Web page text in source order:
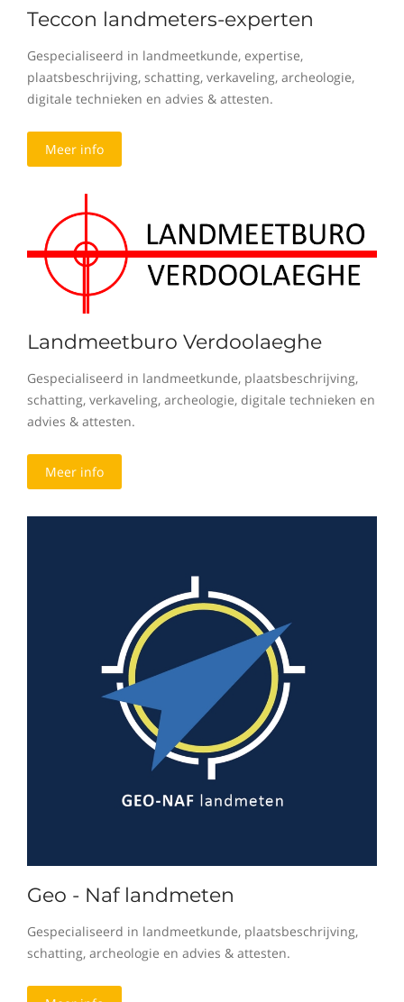
Teccon landmeters-experten
Gespecialiseerd in landmeetkunde, expertise,
plaatsbeschrijving, schatting, verkaveling, archeologie,
digitale technieken en advies & attesten.
Meer info
Landmeetburo Verdoolaeghe
Gespecialiseerd in landmeetkunde, plaatsbeschrijving,
schatting, verkaveling, archeologie, digitale technieken en
advies & attesten.
Meer info
Geo - Naf landmeten
Gespecialiseerd in landmeetkunde, plaatsbeschrijving,
schatting, archeologie en advies & attesten.